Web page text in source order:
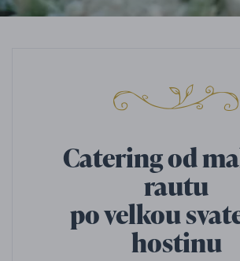
Catering od
rautu
po velkou
hostinu